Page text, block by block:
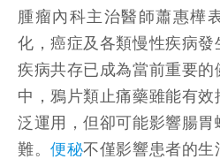
腫瘤內科主治醫師蕭惠樺
化，癌症及各類慢性疾病
疾病共存已成為當前重要
中，鴉片類止痛藥雖能有
泛運用，但卻可能影響腸胃
難。便秘不僅影響患者的